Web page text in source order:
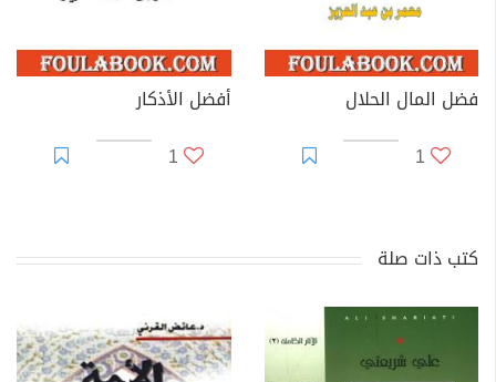
فضل المال الحلال
1
أفضل الأذكار
1
كتب ذات صلة